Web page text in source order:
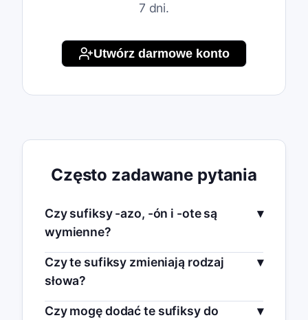
7 dni.
Utwórz darmowe konto
Często zadawane pytania
Czy sufiksy -azo, -ón i -ote są
wymienne?
Czy te sufiksy zmieniają rodzaj
słowa?
Czy mogę dodać te sufiksy do